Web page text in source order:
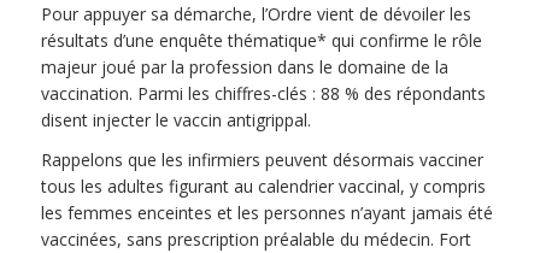
Pour appuyer sa démarche, l’Ordre vient de dévoiler les
résultats d’une enquête thématique* qui confirme le rôle
majeur joué par la profession dans le domaine de la
vaccination. Parmi les chiffres-clés : 88 % des répondants
disent injecter le vaccin antigrippal.
Rappelons que les infirmiers peuvent désormais vacciner
tous les adultes figurant au calendrier vaccinal, y compris
les femmes enceintes et les personnes n’ayant jamais été
vaccinées, sans prescription préalable du médecin. Fort